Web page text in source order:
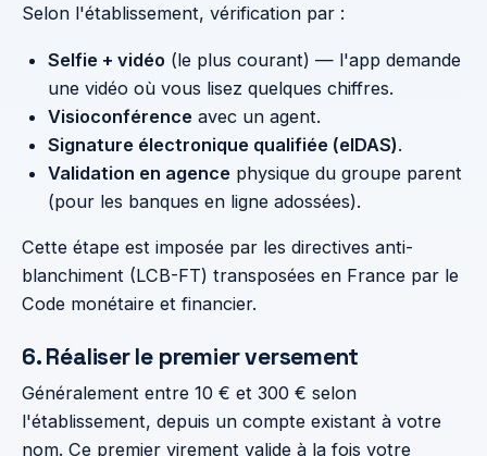
Selon l'établissement, vérification par :
Selfie + vidéo (le plus courant) — l'app demande
une vidéo où vous lisez quelques chiffres.
Visioconférence avec un agent.
Signature électronique qualifiée (eIDAS).
Validation en agence physique du groupe parent
(pour les banques en ligne adossées).
Cette étape est imposée par les directives anti-
blanchiment (LCB-FT) transposées en France par le
Code monétaire et financier.
6. Réaliser le premier versement
Généralement entre 10 € et 300 € selon
l'établissement, depuis un compte existant à votre
nom. Ce premier virement valide à la fois votre